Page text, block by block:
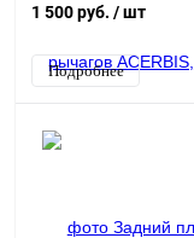
1 500 руб. / шт
Подробнее